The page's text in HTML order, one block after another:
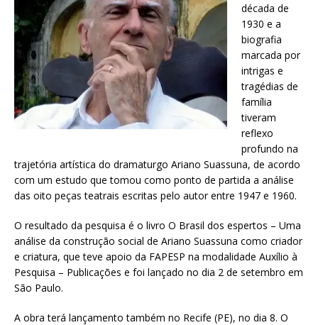
década de
1930 e a
biografia
marcada por
intrigas e
tragédias de
família
tiveram
reflexo
profundo na
trajetória artística do dramaturgo Ariano Suassuna, de acordo
com um estudo que tomou como ponto de partida a análise
das oito peças teatrais escritas pelo autor entre 1947 e 1960.
O resultado da pesquisa é o livro O Brasil dos espertos – Uma
análise da construção social de Ariano Suassuna como criador
e criatura, que teve apoio da FAPESP na modalidade Auxílio à
Pesquisa – Publicações e foi lançado no dia 2 de setembro em
São Paulo.
A obra terá lançamento também no Recife (PE), no dia 8. O